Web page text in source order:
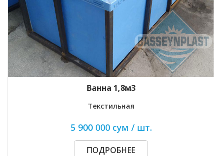
Эко-ёмкость 1м3
Для пищ. продуктов
5 600 000 сум / шт.
ПОДРОБНЕЕ